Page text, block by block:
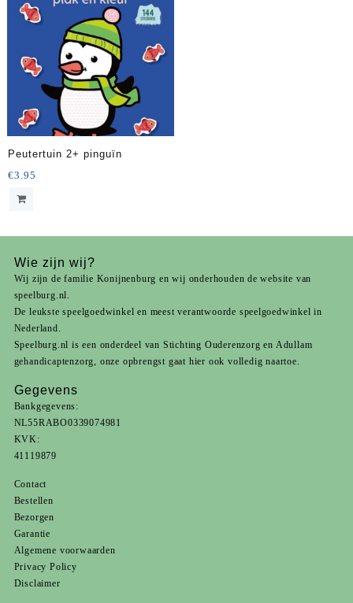
Peutertuin 2+ pinguïn
€3.95
Wie zijn wij?
Wij zijn de familie Konijnenburg en wij onderhouden de website van
speelburg.nl.
De leukste speelgoedwinkel en meest verantwoorde speelgoedwinkel in
Nederland.
Speelburg.nl is een onderdeel van Stichting Ouderenzorg en Adullam
gehandicaptenzorg , onze opbrengst gaat hier ook volledig naartoe.
Gegevens
Bankgegevens:
NL55RABO0339074981
KVK:
41119879
Contact
Bestellen
Bezorgen
Garantie
Algemene voorwaarden
Privacy Policy
Disclaimer